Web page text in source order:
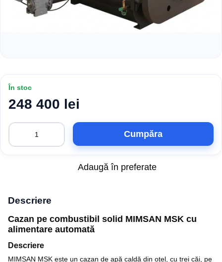
În stoc
248 400 lei
Cumpăra
Adaugă în preferate
Descriere
Cazan pe combustibil solid MIMSAN MSK cu
alimentare automată
Descriere
MIMSAN MSK este un cazan de apă caldă din oțel, cu trei căi, pe